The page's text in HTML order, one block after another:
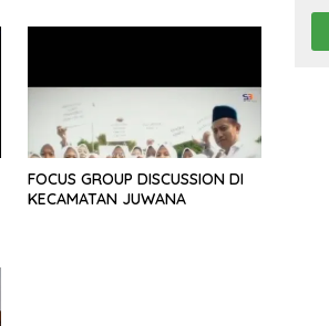
FOCUS GROUP DISCUSSION DI
KECAMATAN JUWANA